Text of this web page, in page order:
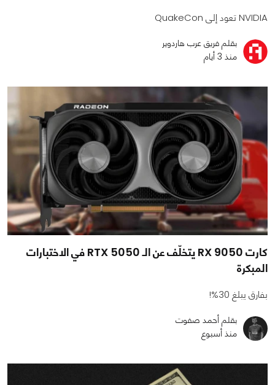
NVIDIA تعود إلى QuakeCon
بقلم فريق عرب هاردوير
منذ 3 أيام
كارت RX 9050 يتخلّف عن الـ RTX 5050 في الاختبارات
المبكرة
بفارق يبلغ 30%!
بقلم أحمد صفوت
منذ أسبوع